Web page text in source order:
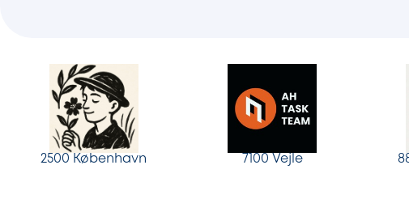
2500 København 7100 Vejle